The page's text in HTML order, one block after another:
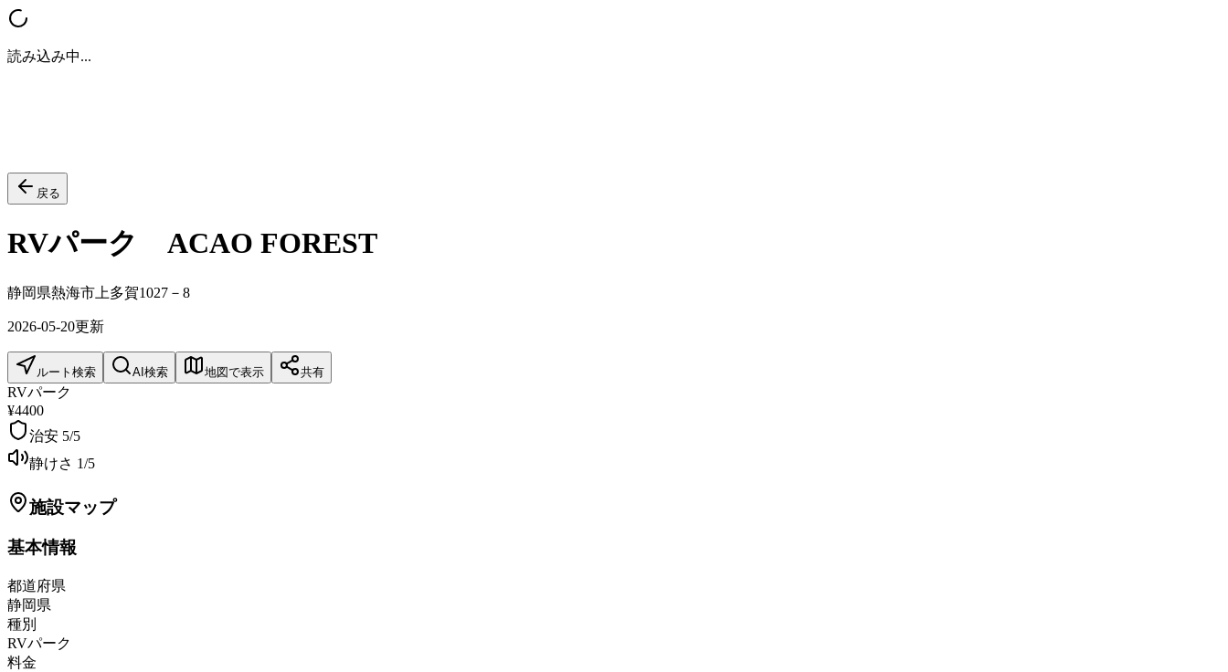
読み込み中...
戻る
RVパーク ACAO FOREST
静岡県熱海市上多賀1027－8
2026-05-20更新
ルート検索 AI検索 地図で表示 共有
RVパーク
¥4400
治安 5/5
静けさ 1/5
施設マップ
基本情報
都道府県
静岡県
種別
RVパーク
料金